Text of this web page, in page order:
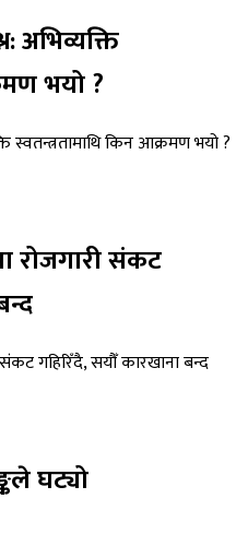
अभिव्यक्ति
भयो ?
रोजगारी संकट
घट्यो